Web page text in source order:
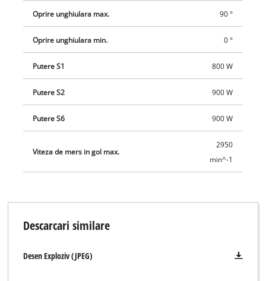
Oprire unghiulara max. 90 °
Oprire unghiulara min. 0 °
Putere S1 800 W
Putere S2 900 W
Putere S6 900 W
Viteza de mers in gol max.
2950
min^-1
Descarcari similare
Desen Exploziv (JPEG)